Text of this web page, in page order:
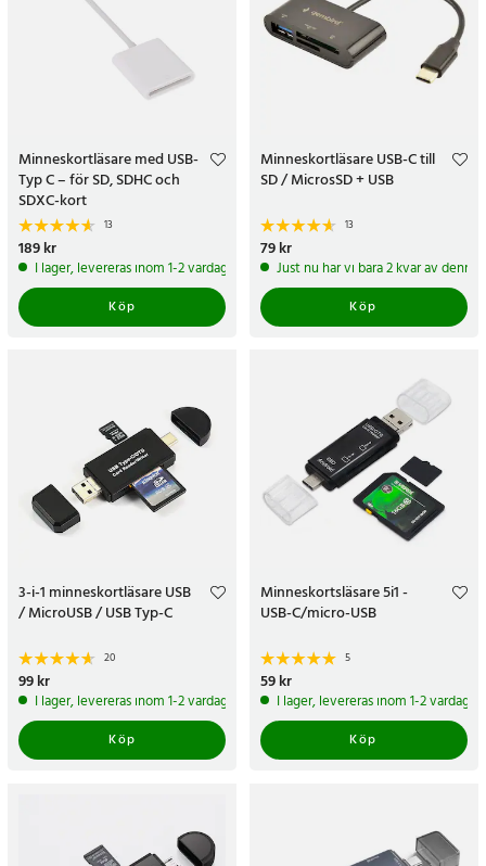
Minneskortläsare med USB-
Typ C – för SD, SDHC och
SDXC-kort
13
Pris:189 kr
189 kr
I lager, levereras inom 1-2 vardagar
Köp
Minneskortläsare USB-C till
SD / MicrosSD + USB
13
Pris:
79 kr
Just nu har vi bara 2 kvar av denna
Köp
3-i-1 minneskortläsare USB
/ MicroUSB / USB Typ-C
20
Pris:
99 kr
I lager, levereras inom 1-2 vardagar
Köp
Minneskortsläsare 5i1 -
USB-C/micro-USB
5
Pris:
59 kr
I lager, levereras inom 1-2 vardagar
Köp